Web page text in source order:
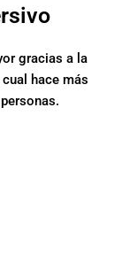
gracias a la
hace más